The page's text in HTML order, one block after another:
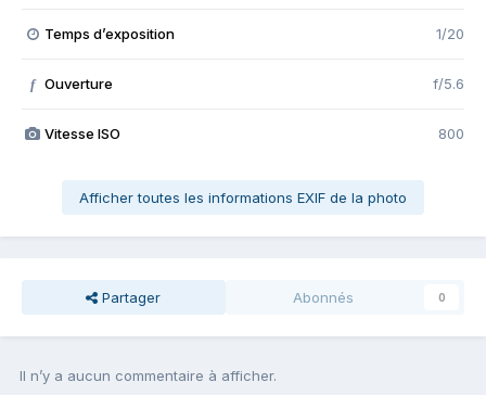
Temps d’exposition 1/20
f Ouverture f/5.6
Vitesse ISO 800
Afficher toutes les informations EXIF de la photo
Partager Abonnés 0
Il n’y a aucun commentaire à afficher.